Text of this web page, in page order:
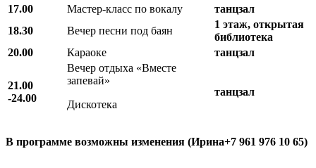
17.00 Мастер-класс по вокалу
танцзал
18.30
Вечер песни под баян
1 этаж, открытая
библиотека
20.00
Караоке танцзал
21.00
-24.00
Вечер отдыха «Вместе
запевай»
Дискотека
танцзал
В программе возможны изменения (Ирина+7 961 976 10 65)